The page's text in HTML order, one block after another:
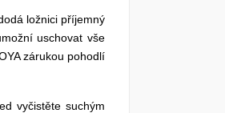
ložnici příjemný
uschovat vše
zárukou pohodlí
vyčistěte suchým